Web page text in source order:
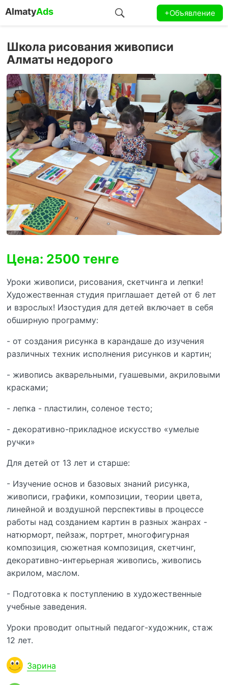
AlmatyAds +Объявление
Школа рисования живописи
Алматы недорого
Цена: 2500 тенге
Уроки живописи, рисования, скетчинга и лепки!
Художественная студия приглашает детей от 6 лет
и взрослых! Изостудия для детей включает в себя
обширную программу:
- от создания рисунка в карандаше до изучения
различных техник исполнения рисунков и картин;
- живопись акварельными, гуашевыми, акриловыми
красками;
- лепка - пластилин, соленое тесто;
- декоративно-прикладное искусство «умелые
ручки»
Для детей от 13 лет и старше:
- Изучение основ и базовых знаний рисунка,
живописи, графики, композиции, теории цвета,
линейной и воздушной перспективы в процессе
работы над созданием картин в разных жанрах -
натюрморт, пейзаж, портрет, многофигурная
композиция, сюжетная композиция, скетчинг,
декоративно-интерьерная живопись, живопись
акрилом, маслом.
- Подготовка к поступлению в художественные
учебные заведения.
Уроки проводит опытный педагог-художник, стаж
12 лет.
Зарина